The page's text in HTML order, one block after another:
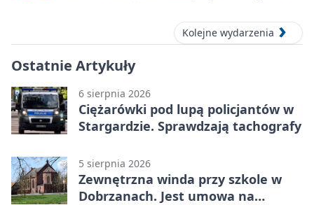
Kolejne wydarzenia
Ostatnie Artykuły
6 sierpnia 2026
Ciężarówki pod lupą policjantów w
Stargardzie. Sprawdzają tachografy
5 sierpnia 2026
Zewnętrzna winda przy szkole w
Dobrzanach. Jest umowa na